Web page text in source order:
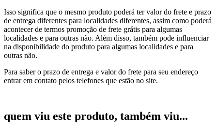
Isso significa que o mesmo produto poderá ter valor do frete e prazo
de entrega diferentes para localidades diferentes, assim como poderá
acontecer de termos promoção de frete grátis para algumas
localidades e para outras não. Além disso, também pode influenciar
na disponibilidade do produto para algumas localidades e para
outras não.
Para saber o prazo de entrega e valor do frete para seu endereço
entrar em contato pelos telefones que estão no site.
quem viu este produto, também viu...